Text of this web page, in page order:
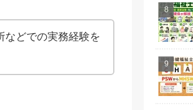
などでの実務経験を